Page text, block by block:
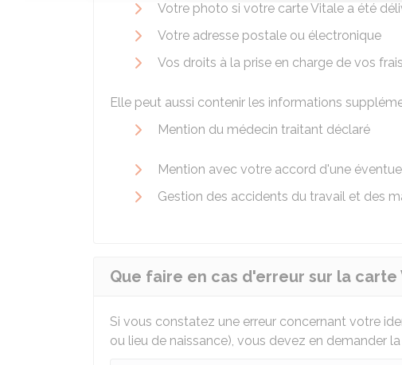
Votre photo si votre carte Vitale a été
Votre adresse postale ou électronique
Vos droits à la prise en charge de vos
Elle peut aussi contenir les informations
Mention du médecin traitant déclaré
Mention avec votre accord d'une
Gestion des accidents du travail et des
Que faire en cas d'erreur sur la carte
Si vous constatez une erreur concernant votre
ou lieu de naissance), vous devez en demander